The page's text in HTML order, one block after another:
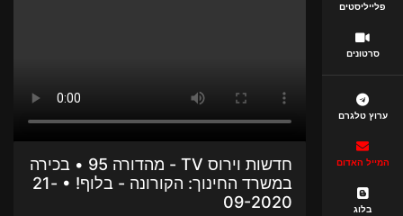
פלייליסטים
סרטונים
ערוץ טלגרם
המייל האדום
בלוג
חדשות וירוס TV - מהדורה 95 • בכירה
במשרד החינוך: הקורונה - בלוף! • 21-
09-2020